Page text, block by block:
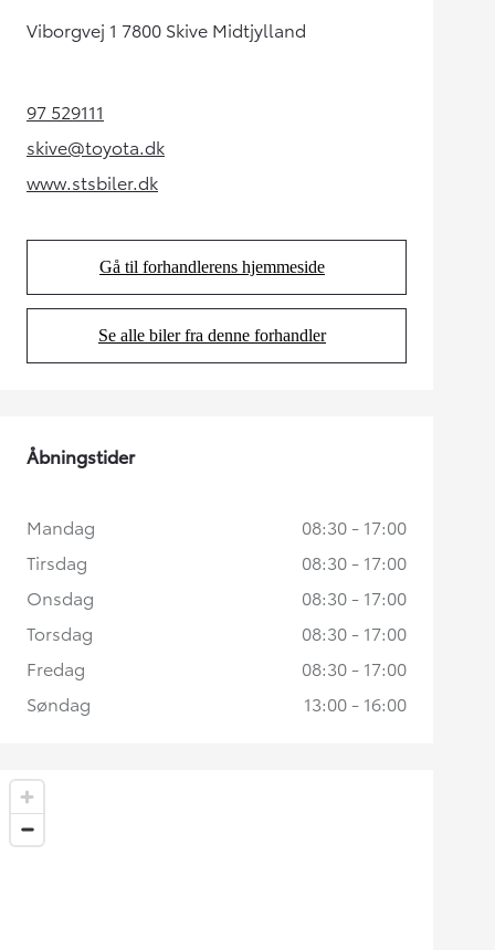
Viborgvej 1 7800 Skive Midtjylland
97 529111(Opens in new tab)
skive@toyota.dk(Opens in new tab)
www.stsbiler.dk(Opens in new tab)
Gå til forhandlerens hjemmeside
(Opens in new tab)
Se alle biler fra denne forhandler
(Opens in new tab)
Åbningstider
Mandag
08:30 - 17:00
Tirsdag
08:30 - 17:00
Onsdag
08:30 - 17:00
Torsdag
08:30 - 17:00
Fredag
08:30 - 17:00
Søndag
13:00 - 16:00